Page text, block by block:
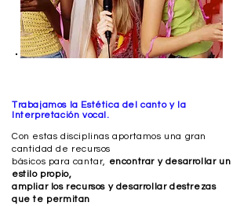
Trabajamos la Estética del canto y la
Interpretación vocal.
Con estas disciplinas aportamos una gran
cantidad de recursos
básicos para cantar, encontrar y desarrollar un
estilo propio,
ampliar los recursos y desarrollar destrezas
que te permitan